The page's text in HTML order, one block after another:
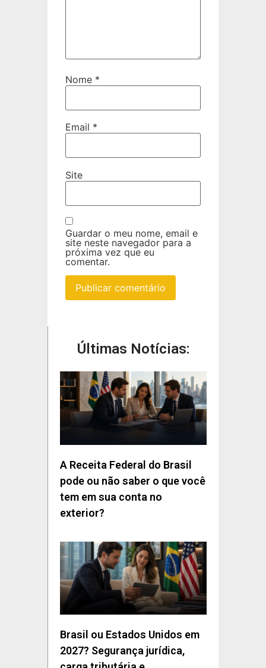
Nome *
Email *
Site
Guardar o meu nome, email e
site neste navegador para a
próxima vez que eu
comentar.
Últimas Notícias:
A Receita Federal do Brasil
pode ou não saber o que você
tem em sua conta no
exterior?
Brasil ou Estados Unidos em
2027? Segurança jurídica,